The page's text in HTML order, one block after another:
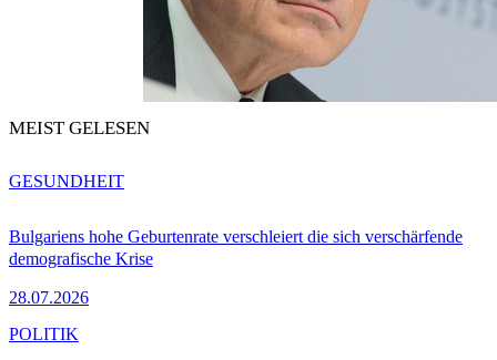
MEIST GELESEN
Bulgariens hohe Geburtenrate verschleiert die sich verschärfende
demografische Krise
28.07.2026
GESUNDHEIT
POLITIK